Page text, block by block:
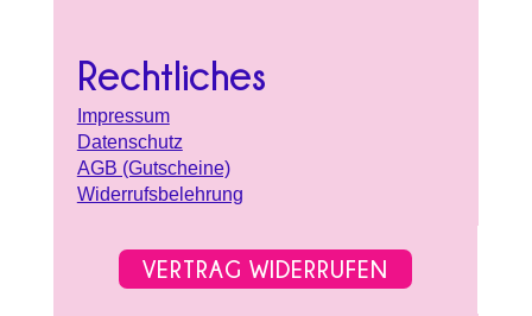
Rechtliches
Impressum
Datenschutz
AGB (Gutscheine)
Widerrufsbelehrung
VERTRAG WIDERRUFEN